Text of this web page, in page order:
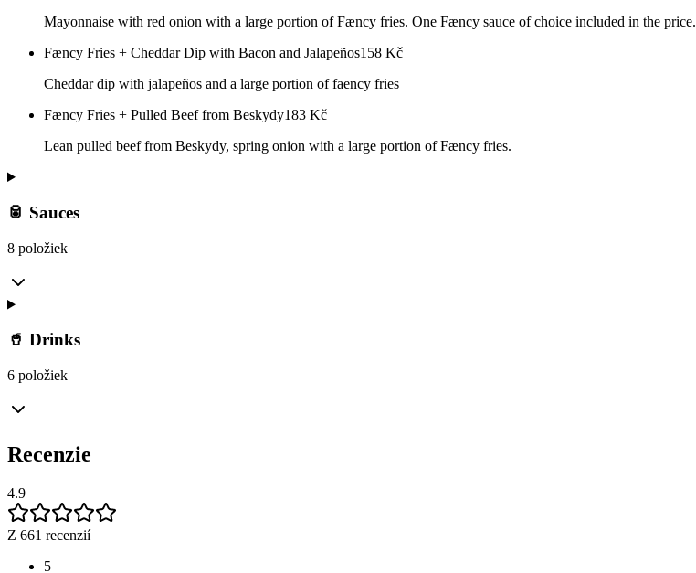
Mayonnaise with red onion with a large portion of Fæncy fries. One Fæncy sauce of choice included in the price.
Fæncy Fries + Cheddar Dip with Bacon and Jalapeños158 Kč
Cheddar dip with jalapeños and a large portion of faency fries
Fæncy Fries + Pulled Beef from Beskydy183 Kč
Lean pulled beef from Beskydy, spring onion with a large portion of Fæncy fries.
🥫 Sauces
8 položiek
🥤 Drinks
6 položiek
Recenzie
4.9
Z 661 recenzií
5